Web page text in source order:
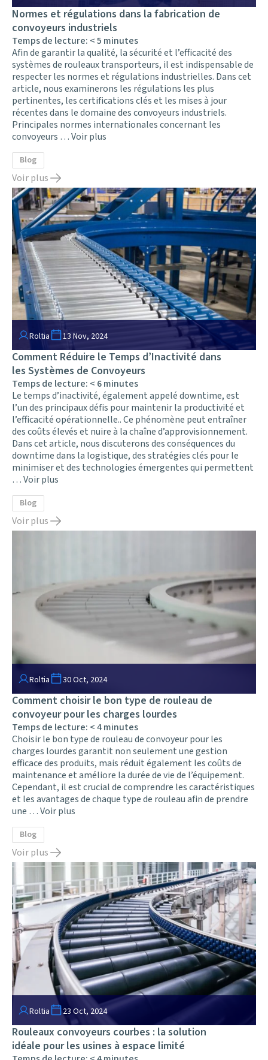
Normes et régulations dans la fabrication de
convoyeurs industriels
Temps de lecture: < 5 minutes
Afin de garantir la qualité, la sécurité et l’efficacité des
systèmes de rouleaux transporteurs, il est indispensable de
respecter les normes et régulations industrielles. Dans cet
article, nous examinerons les régulations les plus
pertinentes, les certifications clés et les mises à jour
récentes dans le domaine des convoyeurs industriels.
Principales normes internationales concernant les
convoyeurs …Voir plus
Blog
Voir plus
Roltia 13 Nov, 2024
Comment Réduire le Temps d’Inactivité dans
les Systèmes de Convoyeurs
Temps de lecture: < 6minutes
Le temps d’inactivité, également appelé downtime, est
l’un des principaux défis pour maintenir la productivité et
l’efficacité opérationnelle.. Ce phénomène peut entraîner
des coûts élevés et nuire à la chaîne d’approvisionnement.
Dans cet article, nous discuterons des conséquences du
downtime dans la logistique, des stratégies clés pour le
minimiser et des technologies émergentes qui permettent
…Voir plus
Blog
Voir plus
Roltia 30 Oct, 2024
Comment choisir le bon type de rouleau de
convoyeur pour les charges lourdes
Temps de lecture: < 4minutes
Choisir le bon type de rouleau de convoyeur pour les
charges lourdes garantit non seulement une gestion
efficace des produits, mais réduit également les coûts de
maintenance et améliore la durée de vie de l’équipement.
Cependant, il est crucial de comprendre les caractéristiques
et les avantages de chaque type de rouleau afin de prendre
une …Voir plus
Blog
Voir plus
Roltia 23 Oct, 2024
Rouleaux convoyeurs courbes : la solution
idéale pour les usines à espace limité